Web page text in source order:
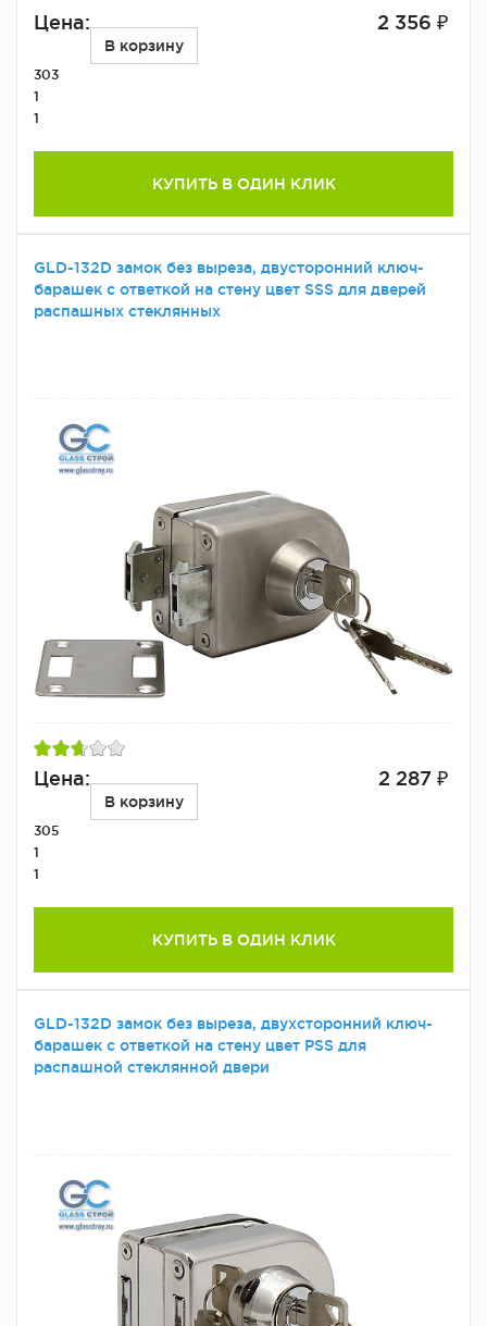
Цена: 2 356 ₽
В корзину
303
1
1
КУПИТЬ В ОДИН КЛИК
GLD-132D замок без выреза, двусторонний ключ-
барашек с ответкой на стену цвет SSS для дверей
распашных стеклянных
Цена: 2 287 ₽
В корзину
305
1
1
КУПИТЬ В ОДИН КЛИК
GLD-132D замок без выреза, двухсторонний ключ-
барашек с ответкой на стену цвет PSS для
распашной стеклянной двери